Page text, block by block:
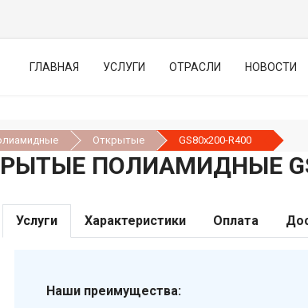
ГЛАВНАЯ УСЛУГИ ОТРАСЛИ НОВОСТИ
Открытые GS80х200-R400
ПОЛИАМИДНЫЕ
Услуги Характеристики Оплата
Наши преимущества: